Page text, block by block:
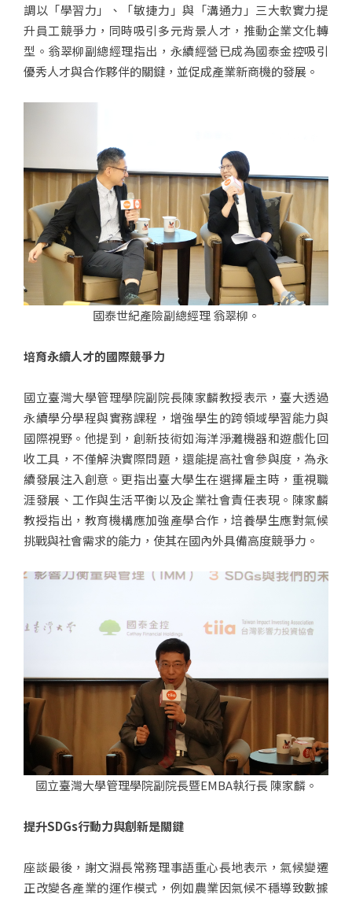
調以「學習力」、「敏捷力」與「溝通力」三大軟實力提
升員工競爭力，同時吸引多元背景人才，推動企業文化轉
型。翁翠柳副總經理指出，永續經營已成為國泰金控吸引
優秀人才與合作夥伴的關鍵，並促成產業新商機的發展。
國泰世紀產險副總經理 翁翠柳。
培育永續人才的國際競爭力
國立臺灣大學管理學院副院長陳家麟教授表示，臺大透過
永續學分學程與實務課程，增強學生的跨領域學習能力與
國際視野。他提到，創新技術如海洋淨灘機器和遊戲化回
收工具，不僅解決實際問題，還能提高社會參與度，為永
續發展注入創意。更指出臺大學生在選擇雇主時，重視職
涯發展、工作與生活平衡以及企業社會責任表現。陳家麟
教授指出，教育機構應加強產學合作，培養學生應對氣候
挑戰與社會需求的能力，使其在國內外具備高度競爭力。
國立臺灣大學管理學院副院長暨EMBA執行長 陳家麟。
提升SDGs行動力與創新是關鍵
座談最後，謝文淵長常務理事語重心長地表示，氣候變遷
正改變各產業的運作模式，例如農業因氣候不穩導致數據